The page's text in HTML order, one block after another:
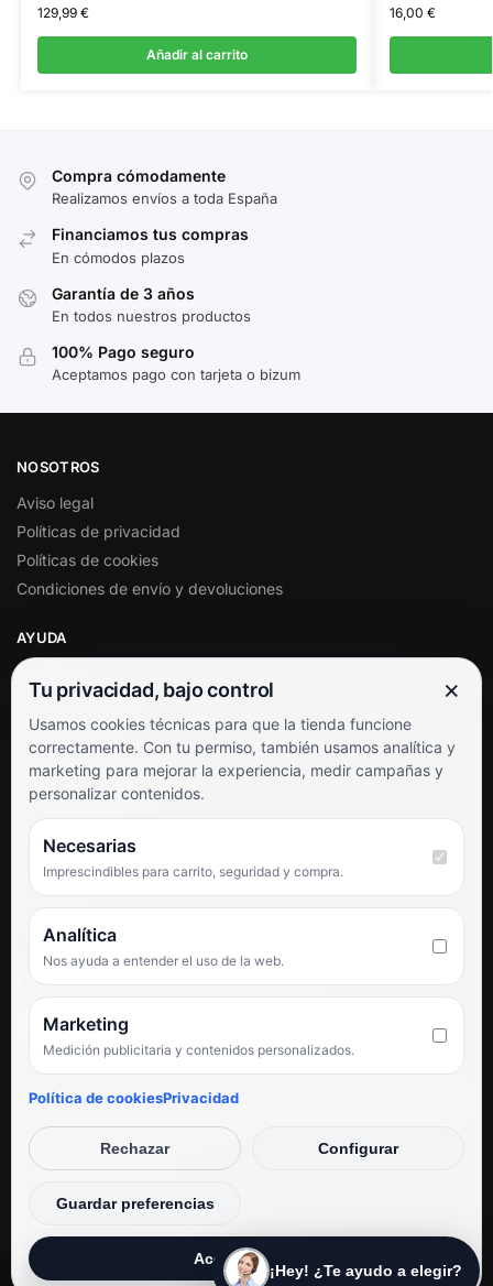
129,99 €
Añadir al carrito
16,00 €
Compra cómodamente
Realizamos envíos a toda España
Financiamos tus compras
En cómodos plazos
Garantía de 3 años
En todos nuestros productos
100% Pago seguro
Aceptamos pago con tarjeta o bizum
NOSOTROS
Aviso legal
Políticas de privacidad
Políticas de cookies
Condiciones de envío y devoluciones
AYUDA
Soporte al cliente
Contacto
Términos y condiciones
Preguntas frecuentes
SÍGUENOS
Facebook
TikTok
PUNTUACIÓN DE 4,6 SOBRE 5 EN GOOGLE
★★★★★
Hemos comprado en varias ocasiones y siempre dan respuesta.
Espectacular, servicio de 10.»
Iván Rodríguez Ramos
© Electrodirecto 2026
¡Hey! ¿Te ayudo a elegir?
Tu privacidad, bajo control ×
Usamos cookies técnicas para que la tienda funcione
correctamente. Con tu permiso, también usamos analítica y
marketing para mejorar la experiencia, medir campañas y
personalizar contenidos.
Necesarias
Imprescindibles para carrito, seguridad y compra.
Analítica
Nos ayuda a entender el uso de la web.
Marketing
Medición publicitaria y contenidos personalizados.
Política de cookiesPrivacidad
Rechazar Configurar
Guardar preferencias
Aceptar todas
Privacidad